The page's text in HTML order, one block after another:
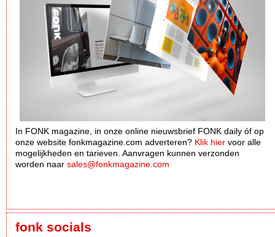
In FONK magazine, in onze online nieuwsbrief FONK daily óf op
onze website fonkmagazine.com adverteren? Klik hier voor alle
mogelijkheden en tarieven. Aanvragen kunnen verzonden
worden naar sales@fonkmagazine.com
fonk socials